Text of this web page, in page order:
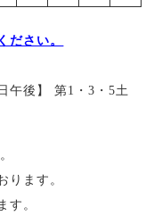
ださい。
午後】 第1・3・5土
ります。
す。